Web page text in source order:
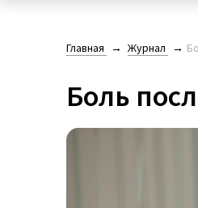
Главная Журнал
Боль